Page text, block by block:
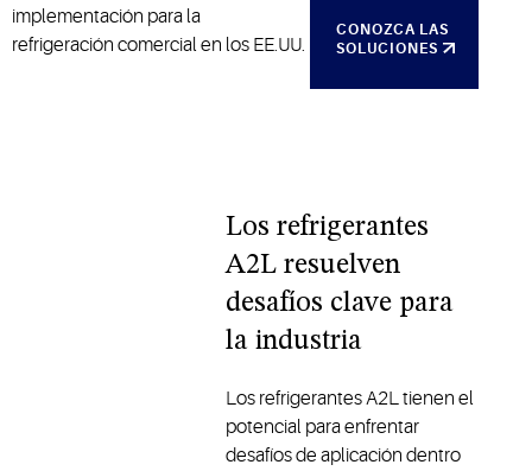
implementación para la
refrigeración comercial en los EE.UU.
CONOZCA LAS
SOLUCIONES
Los refrigerantes
A2L resuelven
desafíos clave para
la industria
Los refrigerantes A2L tienen el
potencial para enfrentar
desafíos de aplicación dentro